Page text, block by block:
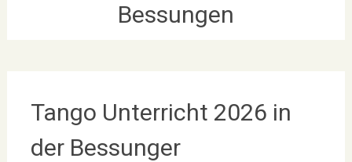
Bessungen
Tango Unterricht 2026 in
der Bessunger